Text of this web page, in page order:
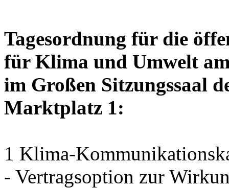
Tagesordnung für die
für Klima und Umwelt
im Großen Sitzungssaal
Marktplatz 1:
1 Klima-
- Vertragsoption zur